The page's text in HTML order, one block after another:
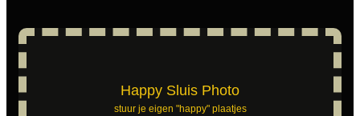
Happy Sluis Photo
stuur je eigen "happy" plaatjes